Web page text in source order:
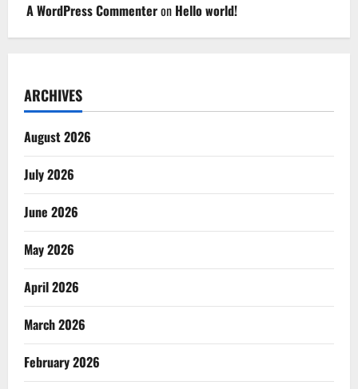
A WordPress Commenteron Hello world!
ARCHIVES
August 2026
July 2026
June 2026
May 2026
April 2026
March 2026
February 2026